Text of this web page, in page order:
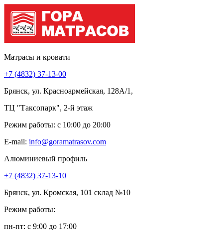
Матрасы и кровати
+7 (4832) 37-13-00
Брянск, ул. Красноармейская, 128А/1,
ТЦ "Таксопарк", 2-й этаж
Режим работы: c 10:00 до 20:00
E-mail: info@goramatrasov.com
Алюминиевый профиль
+7 (4832) 37-13-10
Брянск, ул. Кромская, 101 склад №10
Режим работы:
пн-пт: c 9:00 до 17:00